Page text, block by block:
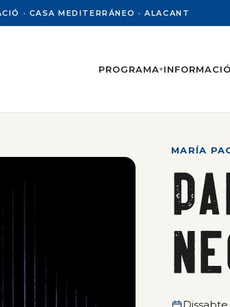
· CASA MEDITERRÁNEO · ALACANT
PROGRAMA▾
MARÍA